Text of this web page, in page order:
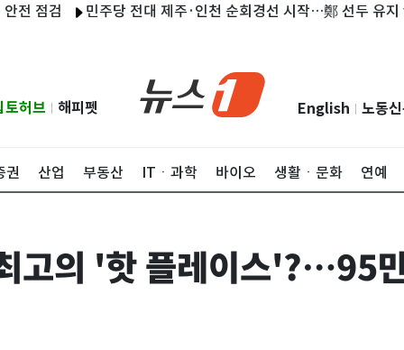
민주당 전대 제주·인천 순회경선 시작…鄭 선두 유지 vs 金
토허브 해피펫 English 노동
권 산업 부동산 ITㆍ과학 바이오 생활ㆍ문화 연예
고의 '핫 플레이스'?…95